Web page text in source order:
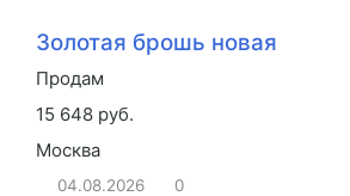
Золотая брошь новая
Продам
15 648 руб.
Москва
04.08.2026 0